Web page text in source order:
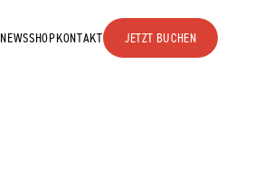
NEWSSHOPKONTAKT JETZT BUCHEN